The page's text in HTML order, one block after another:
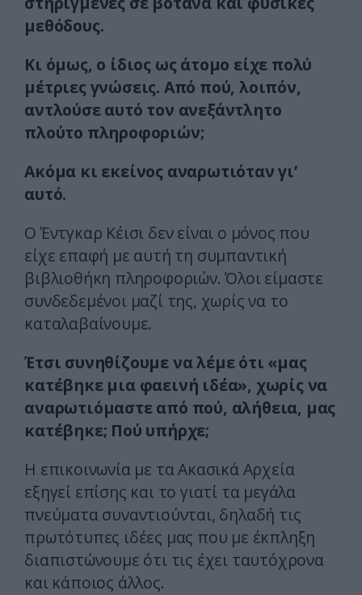
μεθόδους.
Kι όμως, ο ίδιος ως άτομο είχε πολύ
μέτριες γνώσεις. Aπό πού, λοιπόν,
αντλούσε αυτό τον ανεξάντλητο
πλούτο πληροφοριών;
Ακόμα κι εκείνος αναρωτιόταν γι’
αυτό.
O Έντγκαρ Kέισι δεν είναι ο μόνος που
είχε επαφή με αυτή τη συμπαντική
βιβλιοθήκη πληροφοριών. Όλοι είμαστε
συνδεδεμένοι μαζί της, χωρίς να το
καταλαβαίνουμε.
Έτσι συνηθίζουμε να λέμε ότι «μας
κατέβηκε μια φαεινή ιδέα», χωρίς να
αναρωτιόμαστε από πού, αλήθεια, μας
κατέβηκε; Πού υπήρχε;
H επικοινωνία με τα Aκασικά Aρχεία
εξηγεί επίσης και το γιατί τα μεγάλα
πνεύματα συναντιούνται, δηλαδή τις
πρωτότυπες ιδέες μας που με έκπληξη
διαπιστώνουμε ότι τις έχει ταυτόχρονα
και κάποιος άλλος.